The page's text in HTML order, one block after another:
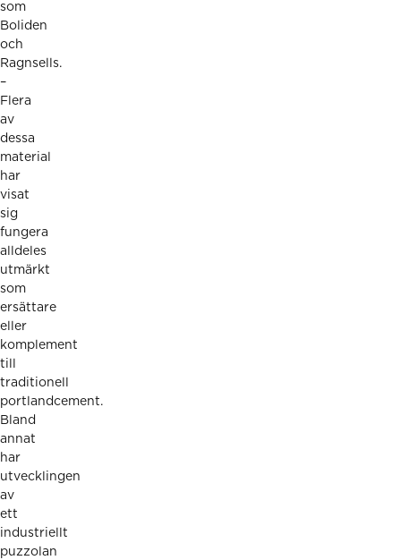
som
Boliden
och
Ragnsells.
–
Flera
av
dessa
material
har
visat
sig
fungera
alldeles
utmärkt
som
ersättare
eller
komplement
till
traditionell
portlandcement.
Bland
annat
har
utvecklingen
av
ett
industriellt
puzzolan